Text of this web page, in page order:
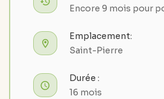
Encore 9 mois pour
Emplacement:
Saint-Pierre
Durée :
16 mois